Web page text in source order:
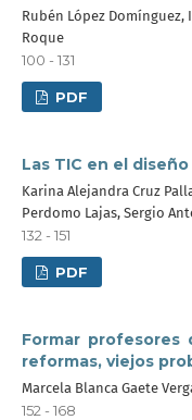
Rubén López Domínguez,
Roque
100 - 131
PDF
Las TIC en el
Karina Alejandra Cruz
Perdomo Lajas, Sergio
132 - 151
PDF
Formar profesores
reformas, viejos
Marcela Blanca Gaete
152 - 168